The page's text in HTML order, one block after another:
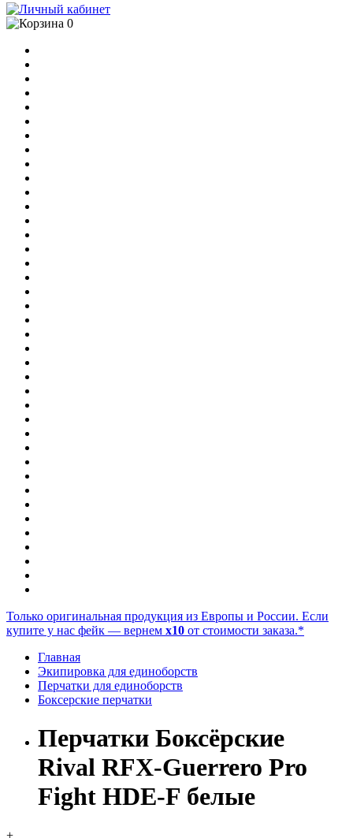
0
Только оригинальная продукция из Европы и России. Если
купите у нас фейк — вернем x10 от стоимости заказа.*
Главная
Экипировка для единоборств
Перчатки для единоборств
Боксерские перчатки
Перчатки Боксёрские
Rival RFX-Guerrero Pro
Fight HDE-F белые
+